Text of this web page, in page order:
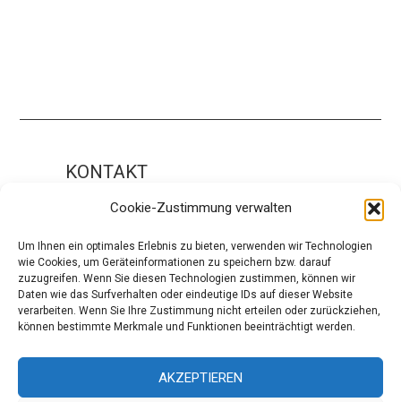
Cookie-Zustimmung verwalten
Um Ihnen ein optimales Erlebnis zu bieten, verwenden wir Technologien
wie Cookies, um Geräteinformationen zu speichern bzw. darauf
zuzugreifen. Wenn Sie diesen Technologien zustimmen, können wir
Daten wie das Surfverhalten oder eindeutige IDs auf dieser Website
verarbeiten. Wenn Sie Ihre Zustimmung nicht erteilen oder zurückziehen,
können bestimmte Merkmale und Funktionen beeinträchtigt werden.
AKZEPTIEREN
KONTAKT
Impressum
ÜBER UNS
Die Redaktion
Über modaCYCLE
Instagram